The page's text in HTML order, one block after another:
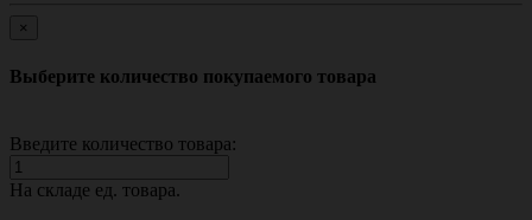
×
Выберите количество покупаемого товара
Введите количество товара:
На складе ед. товара.